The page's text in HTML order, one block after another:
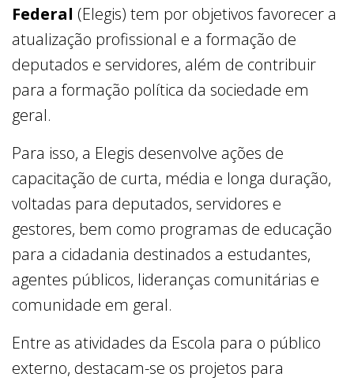
Federal (Elegis) tem por objetivos favorecer a
atualização profissional e a formação de
deputados e servidores, além de contribuir
para a formação política da sociedade em
geral.
Para isso, a Elegis desenvolve ações de
capacitação de curta, média e longa duração,
voltadas para deputados, servidores e
gestores, bem como programas de educação
para a cidadania destinados a estudantes,
agentes públicos, lideranças comunitárias e
comunidade em geral.
Entre as atividades da Escola para o público
externo, destacam-se os projetos para